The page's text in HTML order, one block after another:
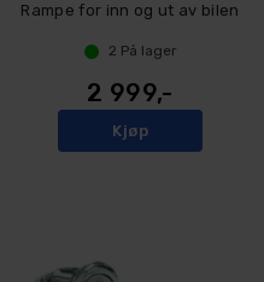
Rampe for inn og ut av bilen
2 På lager
2 999,-
Kjøp